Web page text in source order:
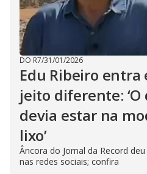
DO R7/31/01/2026
Edu Ribeiro
jeito diferente:
devia estar na
lixo’
Âncora do Jornal da Record
nas redes sociais; confira